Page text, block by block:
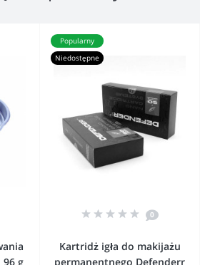
g
Popularny
Niedostępne
0
Kartridż igła do makijażu
permanentnego Defenderr